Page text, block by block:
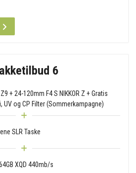
6
+ 24-120mm F4 S NIKKOR Z + Gratis
UV og CP Filter (Sommerkampagne)
SLR Taske
XQD 440mb/s